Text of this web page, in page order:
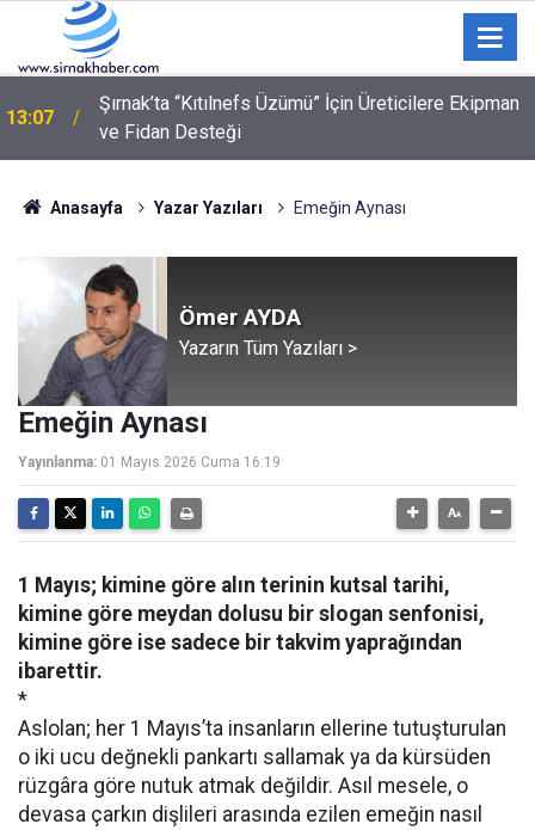
13:07
Şırnak’ta “Kıtılnefs Üzümü” İçin Üreticilere Ekipman
ve Fidan Desteği
Anasayfa Yazar Yazıları Emeğin Aynası
Ömer AYDA
Yazarın Tüm Yazıları >
Emeğin Aynası
Yayınlanma: 01 Mayıs 2026 Cuma 16:19
1 Mayıs; kimine göre alın terinin kutsal tarihi,
kimine göre meydan dolusu bir slogan senfonisi,
kimine göre ise sadece bir takvim yaprağından
ibarettir.
*
Aslolan; her 1 Mayıs’ta insanların ellerine tutuşturulan
o iki ucu değnekli pankartı sallamak ya da kürsüden
rüzgâra göre nutuk atmak değildir. Asıl mesele, o
devasa çarkın dişlileri arasında ezilen emeğin nasıl